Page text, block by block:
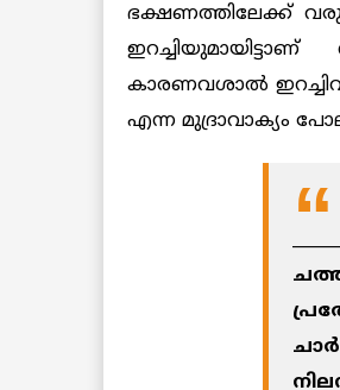
ഭക്ഷണത്തിലേക്ക്
കാരണവശാല്‍
എന്ന മുദ്രാവാക്യം